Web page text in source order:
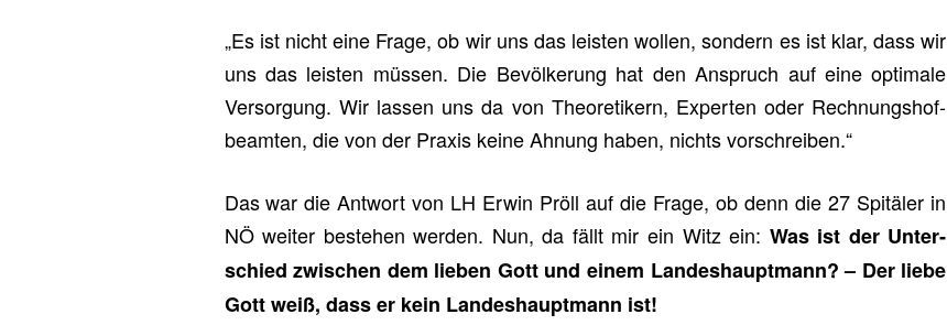
„Es ist nicht eine Frage, ob wir uns das leis­ten wol­len, son­dern es ist klar, dass wir
uns das leis­ten müs­sen. Die Be­völ­ke­rung hat den An­spruch auf eine op­ti­ma­le
Ver­sor­gung. Wir las­sen uns da von Theo­re­ti­kern, Ex­per­ten oder Rech­nungs­hof­
be­am­ten, die von der Pra­xis keine Ah­nung haben, nichts vor­schrei­ben.“
Das war die Ant­wort von LH Erwin Pröll auf die Frage, ob denn die 27 Spi­tä­ler in
NÖ wei­ter be­ste­hen wer­den. Nun, da fällt mir ein Witz ein: Was ist der Un­ter­
schied zwi­schen dem lie­ben Gott und einem Lan­des­haupt­mann? – Der liebe
Gott weiß, dass er kein Lan­des­haupt­mann ist!